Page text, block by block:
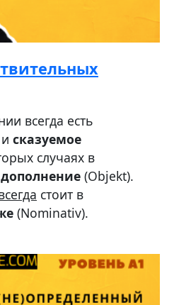
всегда есть
сказуемое
случаях в
дополнение (Objekt).
стоит в
(Nominativ).